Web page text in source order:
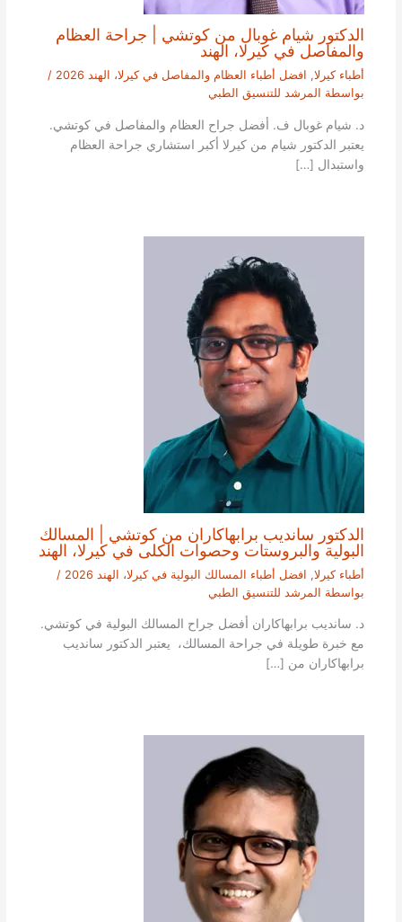
الدكتور شيام غوبال من كوتشي | جراحة العظام
والمفاصل في كيرلا، الهند
أطباء كيرلا, افضل أطباء العظام والمفاصل في كيرلا، الهند 2026
/
بواسطة المرشد للتنسيق الطبي
د. شيام غوبال ف. أفضل جراح العظام والمفاصل في كوتشي.
يعتبر الدكتور شيام من كيرلا أكبر استشاري جراحة العظام
واستبدال […]
الدكتور سانديب برابهاكاران من كوتشي | المسالك
البولية والبروستات وحصوات الكلى في كيرلا، الهند
أطباء كيرلا, افضل أطباء المسالك البولية في كيرلا، الهند 2026
/
بواسطة المرشد للتنسيق الطبي
د. سانديب برابهاكاران أفضل جراح المسالك البولية في كوتشي.
مع خبرة طويلة في جراحة المسالك، يعتبر الدكتور سانديب
برابهاكاران من […]